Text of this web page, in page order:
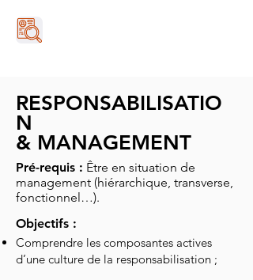
RESPONSABILISATIO
N
& MANAGEMENT
Pré-requis : Être en situation de
management (hiérarchique, transverse,
fonctionnel…).
Objectifs :
Comprendre les composantes actives
d’une culture de la responsabilisation ;